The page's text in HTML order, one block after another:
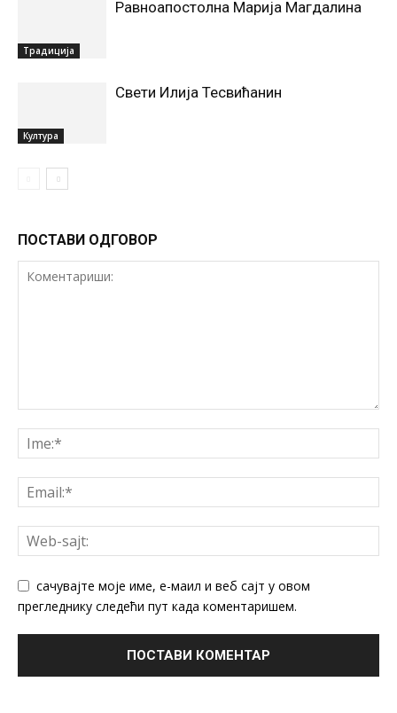
Традиција
Равноапостолна Марија Магдалина
Култура
Свети Илија Тесвићанин
ПОСТАВИ ОДГОВОР
сачувајте моје име, е-маил и веб сајт у овом
прегледнику следећи пут када коментаришем.